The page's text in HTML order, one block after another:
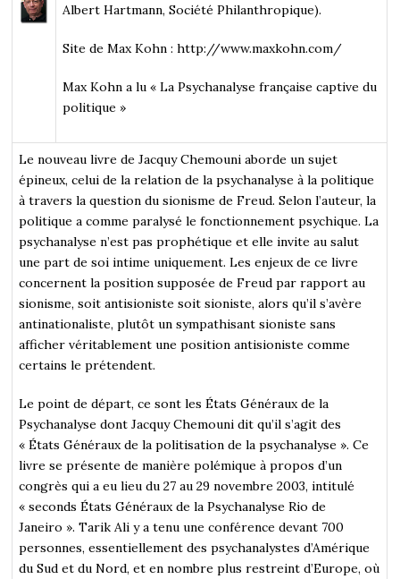
Albert Hartmann, Société Philanthropique).
Site de Max Kohn : http://www.maxkohn.com/
Max Kohn a lu « La Psychanalyse française captive du
politique »
Le nouveau livre de Jacquy Chemouni aborde un sujet
épineux, celui de la relation de la psychanalyse à la politique
à travers la question du sionisme de Freud. Selon l’auteur, la
politique a comme paralysé le fonctionnement psychique. La
psychanalyse n’est pas prophétique et elle invite au salut
une part de soi intime uniquement. Les enjeux de ce livre
concernent la position supposée de Freud par rapport au
sionisme, soit antisioniste soit sioniste, alors qu’il s’avère
antinationaliste, plutôt un sympathisant sioniste sans
afficher véritablement une position antisioniste comme
certains le prétendent.
Le point de départ, ce sont les États Généraux de la
Psychanalyse dont Jacquy Chemouni dit qu’il s’agit des
« États Généraux de la politisation de la psychanalyse ». Ce
livre se présente de manière polémique à propos d’un
congrès qui a eu lieu du 27 au 29 novembre 2003, intitulé
« seconds États Généraux de la Psychanalyse Rio de
Janeiro ». Tarik Ali y a tenu une conférence devant 700
personnes, essentiellement des psychanalystes d’Amérique
du Sud et du Nord, et en nombre plus restreint d’Europe, où